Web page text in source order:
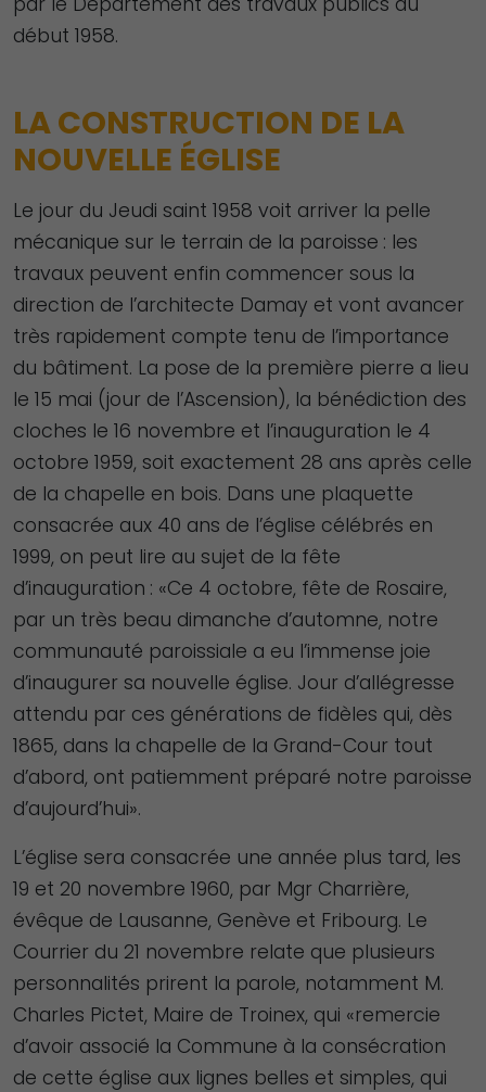
début 1958.
LA CONSTRUCTION DE LA
NOUVELLE ÉGLISE
Le jour du Jeudi saint 1958 voit arriver la pelle
mécanique sur le terrain de la paroisse : les
travaux peuvent enfin commencer sous la
direction de l’architecte Damay et vont avancer
très rapidement compte tenu de l’importance
du bâtiment. La pose de la première pierre a lieu
le 15 mai (jour de l’Ascension), la bénédiction des
cloches le 16 novembre et l’inauguration le 4
octobre 1959, soit exactement 28 ans après celle
de la chapelle en bois. Dans une plaquette
consacrée aux 40 ans de l’église célébrés en
1999, on peut lire au sujet de la fête
d’inauguration : «Ce 4 octobre, fête de Rosaire,
par un très beau dimanche d’automne, notre
communauté paroissiale a eu l’immense joie
d’inaugurer sa nouvelle église. Jour d’allégresse
attendu par ces générations de fidèles qui, dès
1865, dans la chapelle de la Grand-Cour tout
d’abord, ont patiemment préparé notre paroisse
d’aujourd’hui».
L’église sera consacrée une année plus tard, les
19 et 20 novembre 1960, par Mgr Charrière,
évêque de Lausanne, Genève et Fribourg. Le
Courrier du 21 novembre relate que plusieurs
personnalités prirent la parole, notamment M.
Charles Pictet, Maire de Troinex, qui «remercie
d’avoir associé la Commune à la consécration
de cette église aux lignes belles et simples, qui